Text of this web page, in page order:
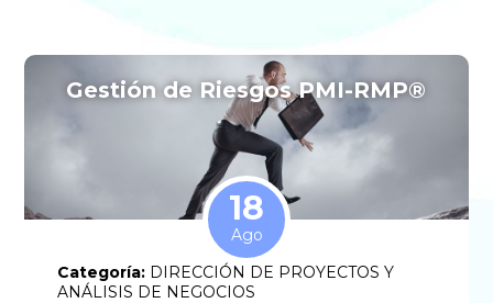
18
Ago
Gestión de Riesgos PMI-RMP®
Categoría: DIRECCIÓN DE PROYECTOS Y
ANÁLISIS DE NEGOCIOS